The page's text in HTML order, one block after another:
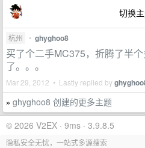
切换
杭州 • ghyghoo8
买了个二手MC375，折腾了半
了。。。
Mar 29, 2012 • Lastly replied by
» ghyghoo8 创建的更多主题
© 2026 V2EX · 9ms · 3.9.8.5
隐私安全无忧，一站式多源搜索